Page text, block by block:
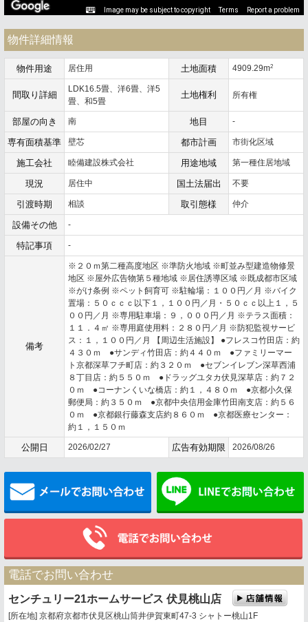
Image may be subject to copyright Terms Report a problem
物件詳細情報
物件用途 居住用 土地面積 4909.29m2
間取り詳細
LDK16.5畳、洋6畳、洋5
畳、和5畳
土地権利 所有権
部屋の向き 南 地目 -
専有面積基準 壁芯 都市計画 市街化区域
施工会社 睦備建設株式会社 用途地域 第一種住居地域
現況 居住中 国土法届出 不要
引渡時期 相談 取引態様 仲介
設備その他 -
特記事項 -
備考
※２０ｍ第二種高度地区 ※準防火地域 ※町並み型建造物修景
地区 ※屋外広告物第５種地域 ※居住誘導区域 ※既成都市区域
※がけ条例 ※ペット飼育可 ※駐輪場：１００円／月 ※バイク
置場：５０ｃｃｃ以下１，１００円／月・５０ｃｃ以上１，５
００円／月 ※専用駐車場：９，０００円／月 ※テラス面積：
１１．４㎡ ※専用庭使用料：２８０円／月 ※防犯監視サービ
ス：１，１００円／月 【周辺生活施設】 ●フレスコ竹田店：約
４３０ｍ ●サンディ竹田店：約４４０ｍ ●ファミリーマー
ト京都深草フチ町店：約３２０ｍ ●セブンイレブン深草西浦
８丁目店：約５５０ｍ ●ドラッグユタカ伏見深草店：約７２
０ｍ ●コーナンくいな橋店：約１，４８０ｍ ●京都小久保
郵便局：約３５０ｍ ●京都中央信用金庫竹田南支店：約５６
０ｍ ●京都銀行藤森支店約８６０ｍ ●京都医療センター：
約１，１５０ｍ
公開日 2026/02/27 広告有効期限 2026/08/26
メールでお問い合わせ
電話でお問い合わせ
センチュリー21ホームサービス 伏見桃山店
[所在地] 京都府京都市伏見区桃山筒井伊賀東町47-3 シャトー桃山1F